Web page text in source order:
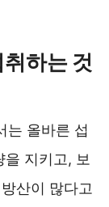
하는 것
는 올바른 섭
지키고, 보
산이 많다고